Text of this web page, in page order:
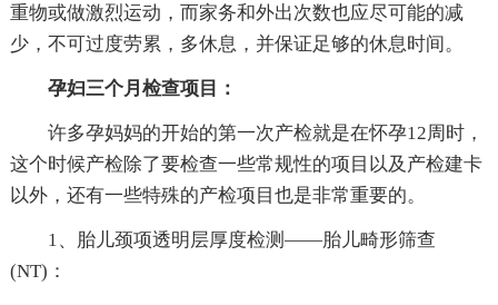
重物或做激烈运动，而家务和外出次数也应尽可能的减
少，不可过度劳累，多休息，并保证足够的休息时间。
孕妇三个月检查项目：
许多孕妈妈的开始的第一次产检就是在怀孕12周时，
这个时候产检除了要检查一些常规性的项目以及产检建卡
以外，还有一些特殊的产检项目也是非常重要的。
1、胎儿颈项透明层厚度检测——胎儿畸形筛查
(NT)：